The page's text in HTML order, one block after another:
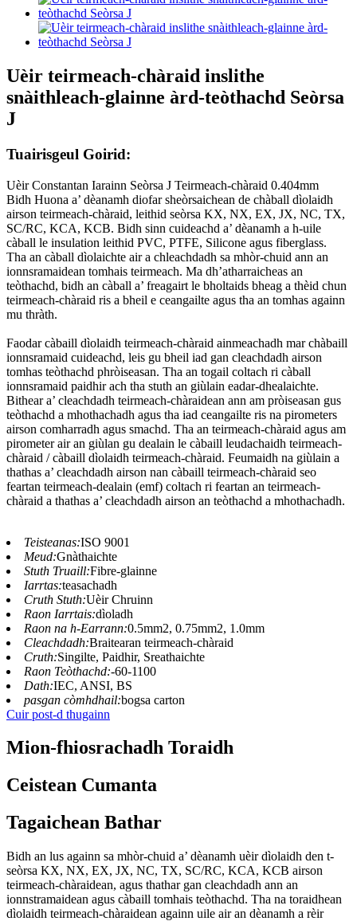
Uèir teirmeach-chàraid inslithe
snàithleach-glainne àrd-teòthachd Seòrsa
J
Tuairisgeul Goirid:
Uèir Constantan Iarainn Seòrsa J Teirmeach-chàraid 0.404mm
Bidh Huona a’ dèanamh diofar sheòrsaichean de chàball dìolaidh
airson teirmeach-chàraid, leithid seòrsa KX, NX, EX, JX, NC, TX,
SC/RC, KCA, KCB. Bidh sinn cuideachd a’ dèanamh a h-uile
càball le insulation leithid PVC, PTFE, Silicone agus fiberglass.
Tha an càball dìolaichte air a chleachdadh sa mhòr-chuid ann an
ionnsramaidean tomhais teirmeach. Ma dh’atharraicheas an
teòthachd, bidh an càball a’ freagairt le bholtaids bheag a thèid chun
teirmeach-chàraid ris a bheil e ceangailte agus tha an tomhas againn
mu thràth.
Faodar càbaill dìolaidh teirmeach-chàraid ainmeachadh mar chàbaill
ionnsramaid cuideachd, leis gu bheil iad gan cleachdadh airson
tomhas teòthachd phròiseasan. Tha an togail coltach ri càball
ionnsramaid paidhir ach tha stuth an giùlain eadar-dhealaichte.
Bithear a’ cleachdadh teirmeach-chàraidean ann am pròiseasan gus
teòthachd a mhothachadh agus tha iad ceangailte ris na pirometers
airson comharradh agus smachd. Tha an teirmeach-chàraid agus am
pirometer air an giùlan gu dealain le càbaill leudachaidh teirmeach-
chàraid / càbaill dìolaidh teirmeach-chàraid. Feumaidh na giùlain a
thathas a’ cleachdadh airson nan càbaill teirmeach-chàraid seo
feartan teirmeach-dealain (emf) coltach ri feartan an teirmeach-
chàraid a thathas a’ cleachdadh airson an teòthachd a mhothachadh.
Teisteanas:ISO 9001
Meud:Gnàthaichte
Stuth Truaill:Fibre-glainne
Iarrtas:teasachadh
Cruth Stuth:Uèir Chruinn
Raon Iarrtais:dìoladh
Raon na h-Earrann:0.5mm2, 0.75mm2, 1.0mm
Cleachdadh:Braitearan teirmeach-chàraid
Cruth:Singilte, Paidhir, Sreathaichte
Raon Teòthachd:-60-1100
Dath:IEC, ANSI, BS
pasgan còmhdhail:bogsa carton
Cuir post-d thugainn
Mion-fhiosrachadh Toraidh
Ceistean Cumanta
Tagaichean Bathar
Bidh an lus againn sa mhòr-chuid a’ dèanamh uèir dìolaidh den t-
seòrsa KX, NX, EX, JX, NC, TX, SC/RC, KCA, KCB airson
teirmeach-chàraidean, agus thathar gan cleachdadh ann an
ionnstramaidean agus càbaill tomhais teòthachd. Tha na toraidhean
dìolaidh teirmeach-chàraidean againn uile air an dèanamh a rèir